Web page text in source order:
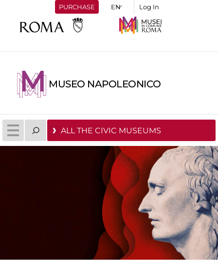
PURCHASE Log In
MUSEO NAPOLEONICO
ALL THE CIVIC MUSEUMS